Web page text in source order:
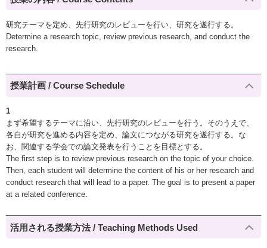
研究テーマを定め、先行研究のレビューを行い、研究を遂行する。
Determine a research topic, review previous research, and conduct the
research.
授業計画 / Course Schedule
1
まず希望するテーマに沿い、先行研究のレビューを行う。そのうえで、
各自が研究を進める内容を定め、論文につながる研究を遂行する。な
お、関連する学会での論文発表を行うことを目標とする。
The first step is to review previous research on the topic of your choice.
Then, each student will determine the content of his or her research and
conduct research that will lead to a paper. The goal is to present a paper
at a related conference.
活用される授業方法 / Teaching Methods Used